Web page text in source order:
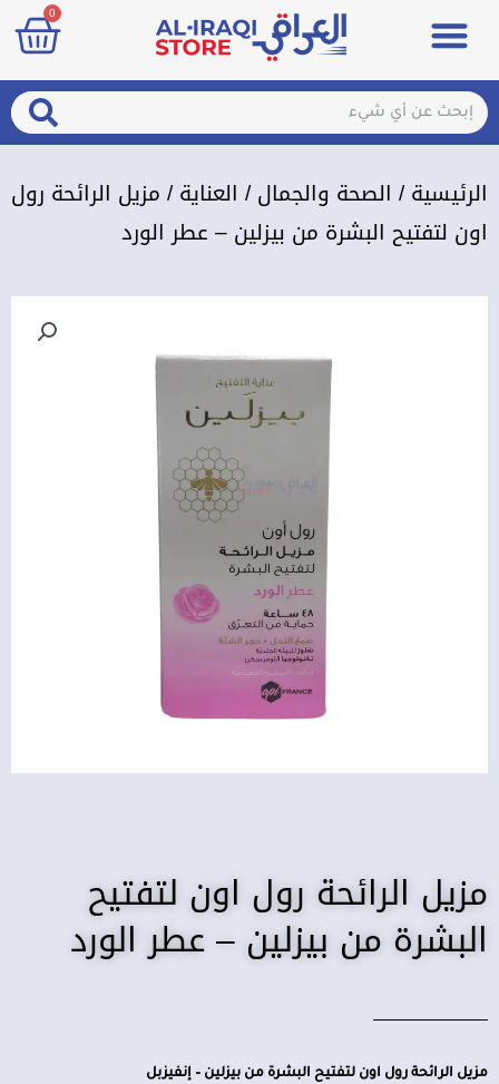
Menu
0
Search
الرئيسية/ الصحة والجمال/ العناية/ مزيل الرائحة رول
اون لتفتيح البشرة من بيزلين – عطر الورد
مزيل الرائحة رول اون لتفتيح
البشرة من بيزلين – عطر الورد
مزيل الرائحة رول اون لتفتيح البشرة من بيزلين – إنفيزبل